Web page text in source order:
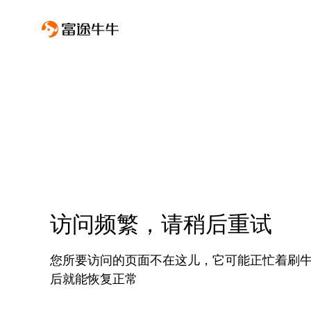
访问频繁，请稍后重试
您所要访问的页面不在这儿，它可能正忙着刷
后就能恢复正常